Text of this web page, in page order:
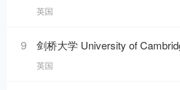
英国
9 剑桥大学 University of
英国